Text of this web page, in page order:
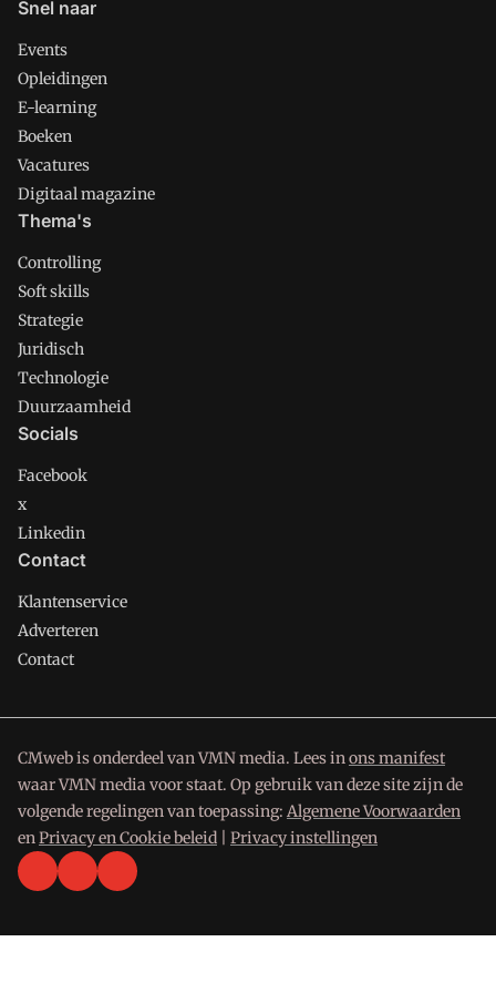
Snel naar
Events
Opleidingen
E-learning
Boeken
Vacatures
Digitaal magazine
Thema's
Controlling
Soft skills
Strategie
Juridisch
Technologie
Duurzaamheid
Socials
Facebook
x
Linkedin
Contact
Klantenservice
Adverteren
Contact
CMweb is onderdeel van VMN media. Lees inons manifest
waar VMN media voor staat. Op gebruik van deze site zijn de
volgende regelingen van toepassing: Algemene Voorwaarden
enPrivacy en Cookie beleid Privacy instellingen